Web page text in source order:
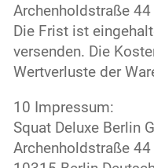
Archenholdstraße
Die Frist ist
versenden. Die
Wertverluste der
10 Impressum:
Squat Deluxe Berlin
Archenholdstraße 44